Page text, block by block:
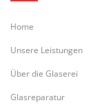
Home
Unsere Leistungen
Über die Glaserei
Glasreparatur